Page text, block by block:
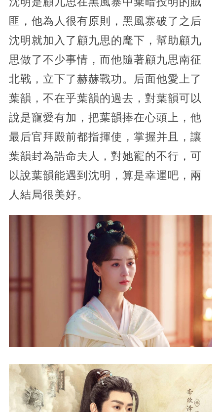
匪，他為人很有原則，黑風寨破了之后
沈明就加入了顧九思的麾下，幫助顧九
思做了不少事情，而他隨著顧九思南征
北戰，立下了赫赫戰功。后面他愛上了
葉韻，不在乎葉韻的過去，對葉韻可以
說是寵愛有加，把葉韻捧在心頭上，他
最后官拜殿前都指揮使，掌握并且，讓
葉韻封為誥命夫人，對她寵的不行，可
以說葉韻能遇到沈明，算是幸運吧，兩
人結局很美好。